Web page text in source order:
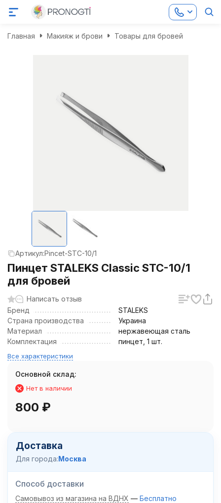
Главная Макияж и брови Товары для бровей
Артикул:Pincet-STC-10/1
Пинцет STALEKS Classic STC-10/1
для бровей
Написать отзыв
Бренд
STALEKS
Страна производства
Украина
Материал
нержавеющая сталь
Комплектация
пинцет, 1 шт.
Все характеристики
Основной склад:
Нет в наличии
800 ₽
Доставка
Для города:Москва
Способ доставки
Самовывоз из магазина на ВДНХ Бесплатно